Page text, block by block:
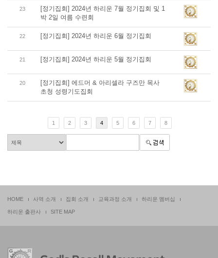
23
[정기집회] 2024년 하리운 7월 정기집회 및 1
박 2일 여름 수련회
22 [정기집회] 2024년 하리운 6월 정기집회
21 [정기집회] 2024년 하리운 5월 정기집회
20
[정기집회] 에드머 & 아리셀라 구즈만 목사
초청 성령기도집회
1 2 3 4 5 6 7 8
HOME 사역 소개 집회 소개 교육과정 소개 하리운 멤버십
하리운 출판사 SITE MAP